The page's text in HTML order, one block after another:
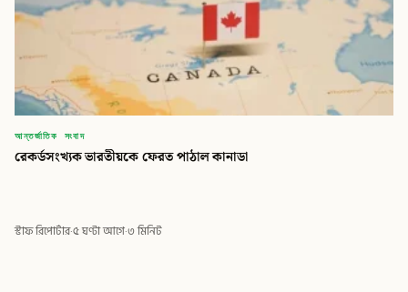
আন্তর্জাতিক সংবাদ
রেকর্ডসংখ্যক ভারতীয়কে ফেরত পাঠাল কানাডা
স্টাফ রিপোর্টার·৫ ঘণ্টা আগে·৩ মিনিট